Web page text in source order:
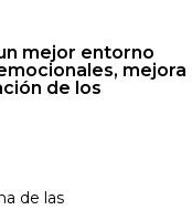
mejor entorno
mejora
de los
de las